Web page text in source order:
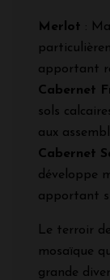
Merlot :
apportant
Cabernet
sols
aux
Cabernet
développe
apportant
Le terroir
mosaïque
grande